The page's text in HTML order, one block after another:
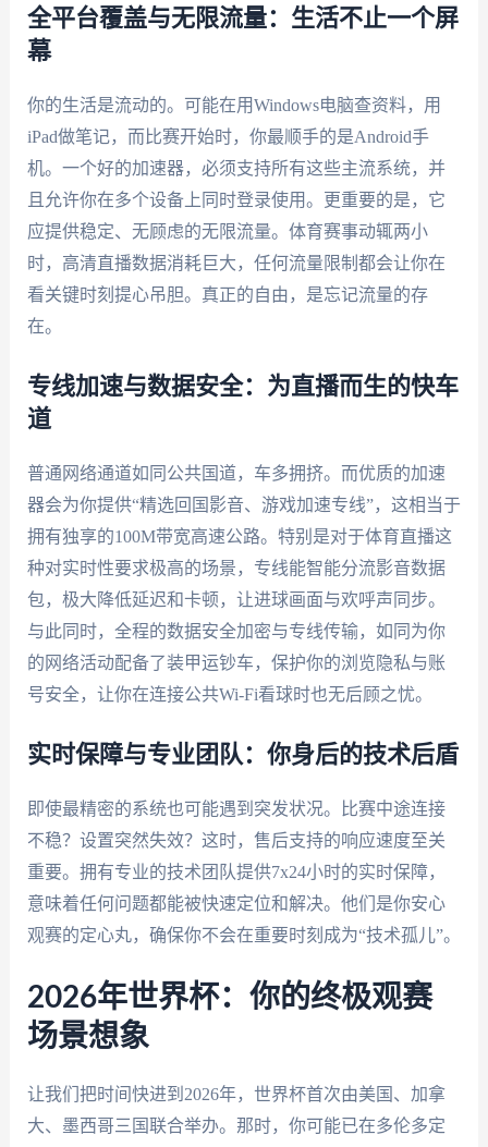
全平台覆盖与无限流量：生活不止一个屏
幕
你的生活是流动的。可能在用Windows电脑查资料，用
iPad做笔记，而比赛开始时，你最顺手的是Android手
机。一个好的加速器，必须支持所有这些主流系统，并
且允许你在多个设备上同时登录使用。更重要的是，它
应提供稳定、无顾虑的无限流量。体育赛事动辄两小
时，高清直播数据消耗巨大，任何流量限制都会让你在
看关键时刻提心吊胆。真正的自由，是忘记流量的存
在。
专线加速与数据安全：为直播而生的快车
道
普通网络通道如同公共国道，车多拥挤。而优质的加速
器会为你提供“精选回国影音、游戏加速专线”，这相当于
拥有独享的100M带宽高速公路。特别是对于体育直播这
种对实时性要求极高的场景，专线能智能分流影音数据
包，极大降低延迟和卡顿，让进球画面与欢呼声同步。
与此同时，全程的数据安全加密与专线传输，如同为你
的网络活动配备了装甲运钞车，保护你的浏览隐私与账
号安全，让你在连接公共Wi-Fi看球时也无后顾之忧。
实时保障与专业团队：你身后的技术后盾
即使最精密的系统也可能遇到突发状况。比赛中途连接
不稳？设置突然失效？这时，售后支持的响应速度至关
重要。拥有专业的技术团队提供7x24小时的实时保障，
意味着任何问题都能被快速定位和解决。他们是你安心
观赛的定心丸，确保你不会在重要时刻成为“技术孤儿”。
2026年世界杯：你的终极观赛
场景想象
让我们把时间快进到2026年，世界杯首次由美国、加拿
大、墨西哥三国联合举办。那时，你可能已在多伦多定